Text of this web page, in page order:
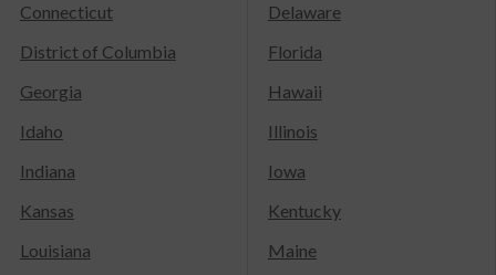
Connecticut
Delaware
District of Columbia
Florida
Georgia
Hawaii
Idaho
Illinois
Indiana
Iowa
Kansas
Kentucky
Louisiana
Maine